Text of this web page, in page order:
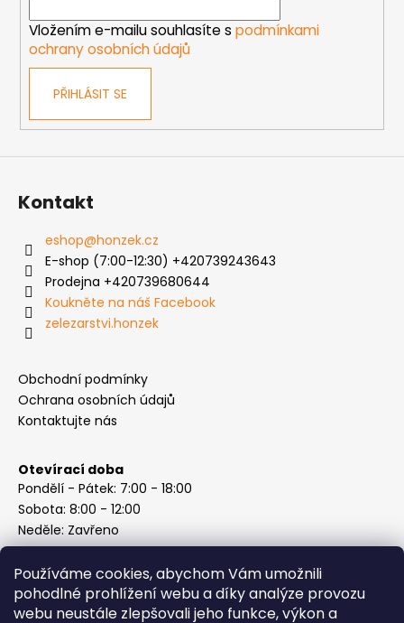
Používáme cookies, abychom Vám umožnili
pohodlné prohlížení webu a díky analýze provozu
webu neustále zlepšovali jeho funkce, výkon a
p
r
ý
p
Vložením e-mailu souhlasíte s podmínkami
ochrany osobních údajů
PŘIHLÁSIT SE
Kontakt
eshop@honzek.cz
E-shop (7:00-12:30) +420739243643
Prodejna +420739680644
Koukněte na náš Facebook
zelezarstvi.honzek
Obchodní podmínky
Ochrana osobních údajů
Kontaktujte nás
Otevírací doba
Pondělí - Pátek: 7:00 - 18:00
Sobota: 8:00 - 12:00
Neděle: Zavřeno